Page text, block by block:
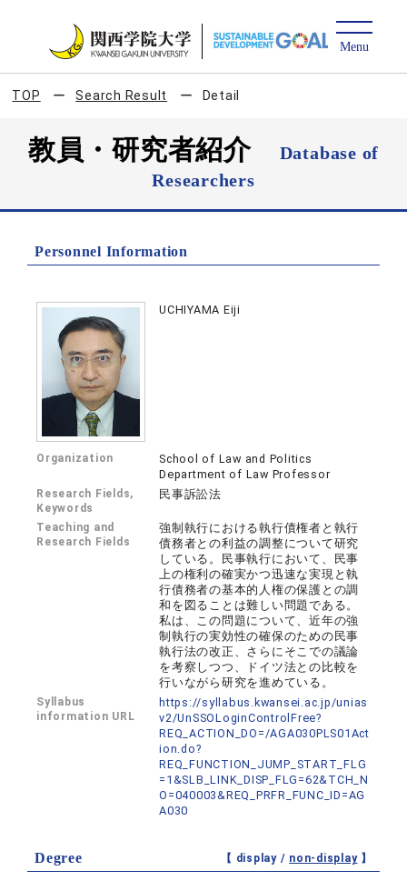
TOP Search Result Detail
教員・研究者紹介
Database of
Researchers
Personnel Information
UCHIYAMA Eiji
Organization
School of Law and Politics
Department of Law Professor
Research Fields,
Keywords
民事訴訟法
Teaching and
Research Fields
強制執行における執行債権者と執行
債務者との利益の調整について研究
している。民事執行において、民事
上の権利の確実かつ迅速な実現と執
行債務者の基本的人権の保護との調
和を図ることは難しい問題である。
私は、この問題について、近年の強
制執行の実効性の確保のための民事
執行法の改正、さらにそこでの議論
を考察しつつ、ドイツ法との比較を
行いながら研究を進めている。
Syllabus
information URL
https://syllabus.kwansei.ac.jp/unias
v2/UnSSOLoginControlFree?
REQ_ACTION_DO=/AGA030PLS01Act
ion.do?
REQ_FUNCTION_JUMP_START_FLG
=1&SLB_LINK_DISP_FLG=62&TCH_N
O=040003&REQ_PRFR_FUNC_ID=AG
A030
Degree 【 display / non-display】